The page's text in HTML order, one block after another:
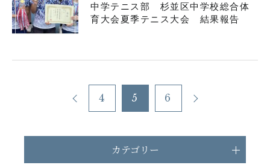
中学テニス部 杉並区中学校総合体
育大会夏季テニス大会 結果報告
4 5 6
カテゴリー